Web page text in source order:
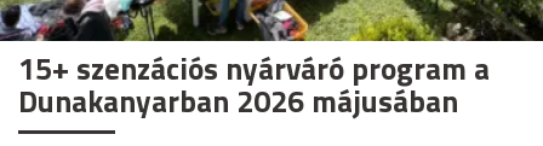
15+ szenzációs nyárváró program a
Dunakanyarban 2026 májusában